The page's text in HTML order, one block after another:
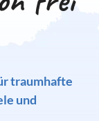
traumhafte
und